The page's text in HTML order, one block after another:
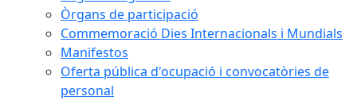
Òrgans de participació
Commemoració Dies Internacionals i Mundials
Manifestos
Oferta pública d'ocupació i convocatòries de
personal